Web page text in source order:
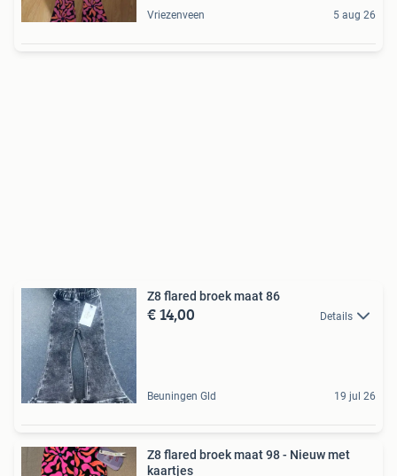
Vriezenveen 5 aug 26
Z8 flared broek maat 86
€ 14,00 Details
Beuningen Gld 19 jul 26
Z8 flared broek maat 98 - Nieuw met
kaartjes